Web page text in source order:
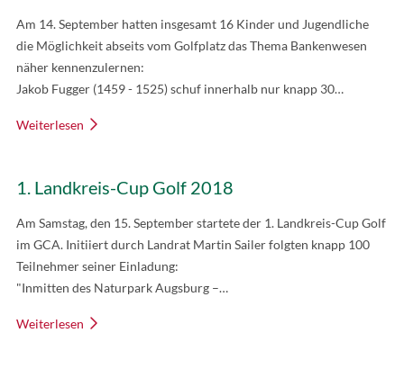
Am 14. September hatten insgesamt 16 Kinder und Jugendliche
die Möglichkeit abseits vom Golfplatz das Thema Bankenwesen
näher kennenzulernen:
Jakob Fugger (1459 - 1525) schuf innerhalb nur knapp 30…
Weiterlesen
1. Landkreis-Cup Golf 2018
Am Samstag, den 15. September startete der 1. Landkreis-Cup Golf
im GCA. Initiiert durch Landrat Martin Sailer folgten knapp 100
Teilnehmer seiner Einladung:
"Inmitten des Naturpark Augsburg –…
Weiterlesen